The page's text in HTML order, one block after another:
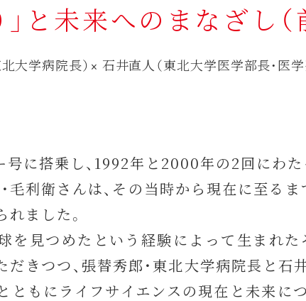
と未来へのまなざし（
大学病院長）× 石井直人（東北大学医学部長・医学
号に搭乗し、1992年と2000年の2回にわ
利衛さんは、その当時から現在に至るま
ました。
を見つめたという経験によって生まれ
きつつ、張替秀郎・東北大学病院長と石
ともにライフサイエンスの現在と未来に